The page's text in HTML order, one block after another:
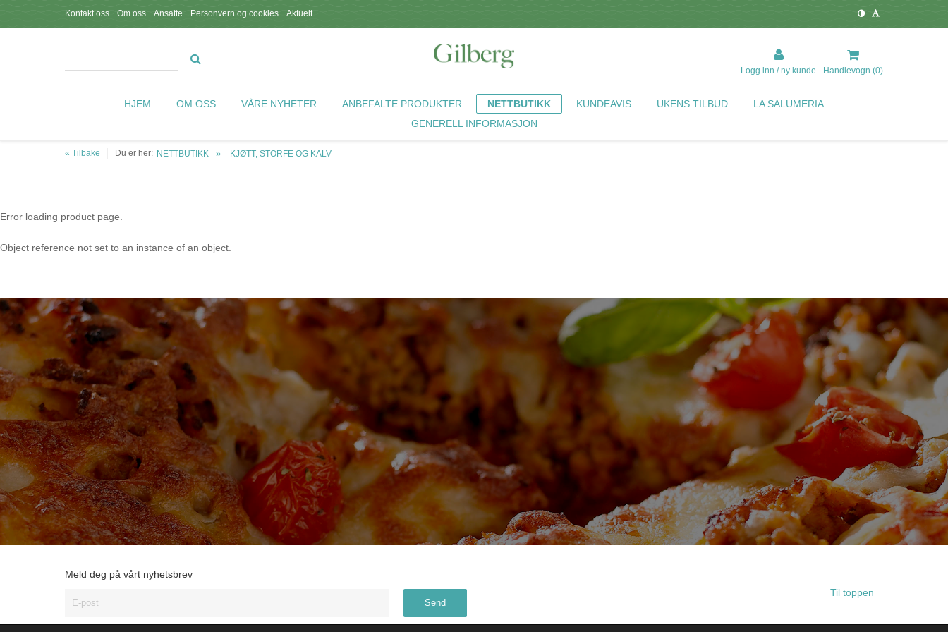
Kontakt oss Om oss Ansatte Personvern og cookies Aktuelt
Logg inn / ny kunde Handlevogn (0)
HJEM OM OSS VÅRE NYHETER ANBEFALTE PRODUKTER NETTBUTIKK KUNDEAVIS UKENS TILBUD
LA SALUMERIA
GENERELL INFORMASJON
« Tilbake Du er her: NETTBUTIKK KJØTT, STORFE OG KALV
Error loading product page.
Object reference not set to an instance of an object.
Meld deg på vårt nyhetsbrev
Til toppen